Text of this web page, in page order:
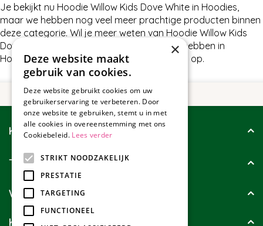
Je bekijkt nu Hoodie Willow Kids Dove White in Hoodies,
maar we hebben nog veel meer prachtige producten binnen
deze categorie. Wil je meer weten van Hoodie Willow Kids
Dove White of wat wij nog meer te bieden hebben in
Hoodies, neem dan gerust contact met ons op.
Klantenservice
Tuincollectie
Wie zijn wij?
Klanten geven ons
×
Deze website maakt
gebruik van cookies.
Deze website gebruikt cookies om uw
gebruikerservaring te verbeteren. Door
onze website te gebruiken, stemt u in met
alle cookies in overeenstemming met ons
Cookiebeleid. Lees verder
STRIKT NOODZAKELIJK
PRESTATIE
TARGETING
FUNCTIONEEL